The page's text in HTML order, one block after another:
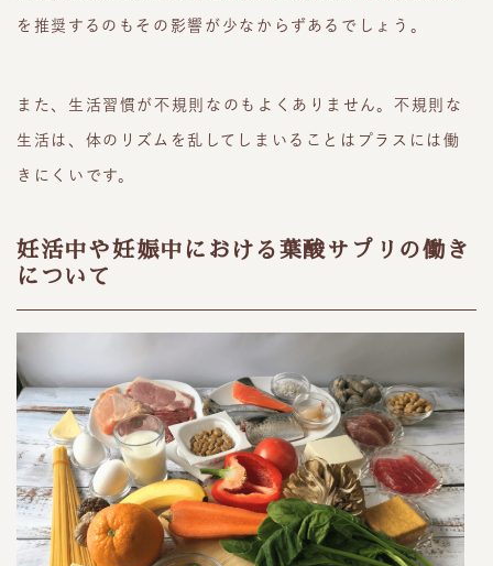
を推奨するのもその影響が少なからずあるでしょう。
また、生活習慣が不規則なのもよくありません。不規則な
生活は、体のリズムを乱してしまいることはプラスには働
きにくいです。
妊活中や妊娠中における葉酸サプリの働き
について